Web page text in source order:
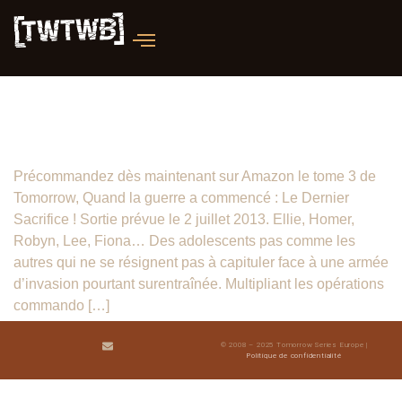
Précommandez dès maintenant sur Amazon le tome 3 de
Tomorrow, Quand la guerre a commencé : Le Dernier
Sacrifice ! Sortie prévue le 2 juillet 2013. Ellie, Homer,
Robyn, Lee, Fiona… Des adolescents pas comme les
autres qui ne se résignent pas à capituler face à une armée
d’invasion pourtant surentraînée. Multipliant les opérations
commando […]
© 2008 – 2025 Tomorrow Series Europe |
Politique de confidentialité